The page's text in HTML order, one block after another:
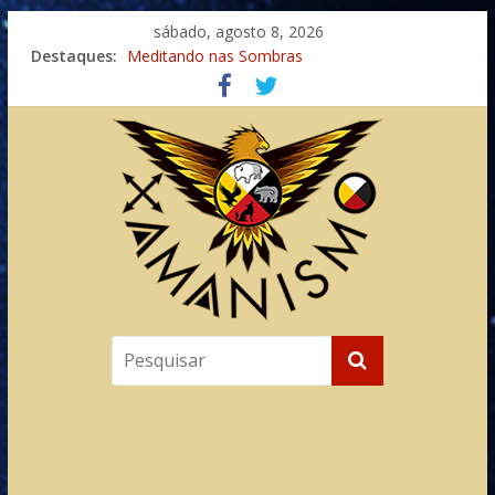
sábado, agosto 8, 2026
Destaques: Meditando nas Sombras
Autosuficiência: A Jornada do Espírito Ancestral
Xamanismo Universal
Totens – Caminho Espiritual – Crescimento
Imaginação na Cura